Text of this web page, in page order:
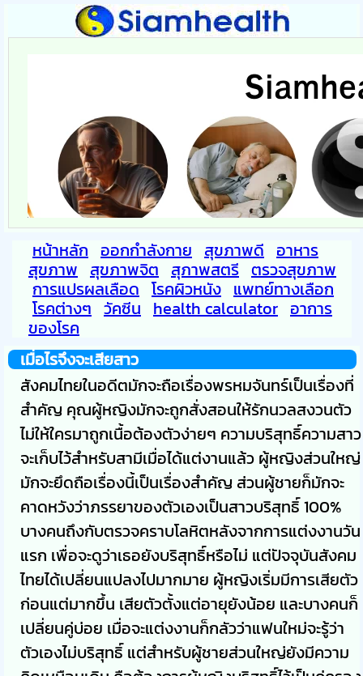
หน้าหลัก ออกกำลังกาย สุขภาพดี อาหาร
สุขภาพ สุขภาพจิต สุภาพสตรี ตรวจสุขภาพ
การแปรผลเลือด โรคผิวหนัง แพทย์ทางเลือก
โรคต่างๆ วัคซีน health calculator อาการ
ของโรค
เมื่อไรจึงจะเสียสาว
สังคมไทยในอดีตมักจะถือเรื่องพรหมจันทร์เป็นเรื่องที่
สำคัญ คุณผู้หญิงมักจะถูกสั่งสอนให้รักนวลสงวนตัว
ไม่ให้ใครมาถูกเนื้อต้องตัวง่ายๆ ความบริสุทธิ์ความสาว
จะเก็บไว้สำหรับสามีเมื่อได้แต่งานแล้ว ผู้หญิงส่วนใหญ่
มักจะยึดถือเรื่องนี้เป็นเรื่องสำคัญ ส่วนผู้ชายก็มักจะ
คาดหวังว่าภรรยาของตัวเองเป็นสาวบริสุทธิ์ 100%
บางคนถึงกับตรวจคราบโลหิตหลังจากการแต่งงานวัน
แรก เพื่อจะดูว่าเธอยังบริสุทธิ์หรือไม่ แต่ปัจจุบันสังคม
ไทยได้เปลี่ยนแปลงไปมากมาย ผู้หญิงเริ่มมีการเสียตัว
ก่อนแต่มากขึ้น เสียตัวตั้งแต่อายุยังน้อย และบางคนก็
เปลี่ยนคู่บ่อย เมื่อจะแต่งงานก็กลัวว่าแฟนใหม่จะรู้ว่า
ตัวเองไม่บริสุทธิ์ แต่สำหรับผู้ชายส่วนใหญ่ยังมีความ